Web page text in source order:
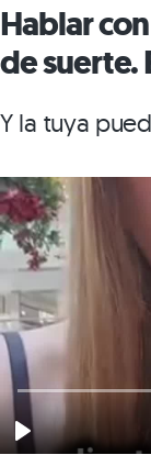
Hablar
de suerte.
Y la tuya